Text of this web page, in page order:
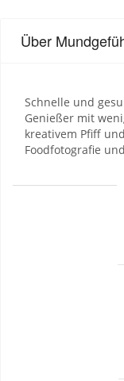
Über
Schnelle und
Genießer mit
kreativem Pfiff
Foodfotografie